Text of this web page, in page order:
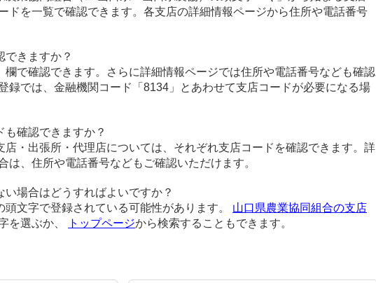
ドを一覧で確認できます。各支店の詳細情報ページから住所や電話番号
できますか？
欄で確認できます。さらに詳細情報ページでは住所や電話番号なども確認
録では、金融機関コード「8134」とあわせて支店コードが必要になる場
も確認できますか？
店・出張所・代理店については、それぞれ支店コードを確認できます。詳
は、住所や電話番号などもご確認いただけます。
い場合はどうすればよいですか？
文字で登録されている可能性があります。 山口県農業協同組合の支店
を選ぶか、 トップページから検索することもできます。